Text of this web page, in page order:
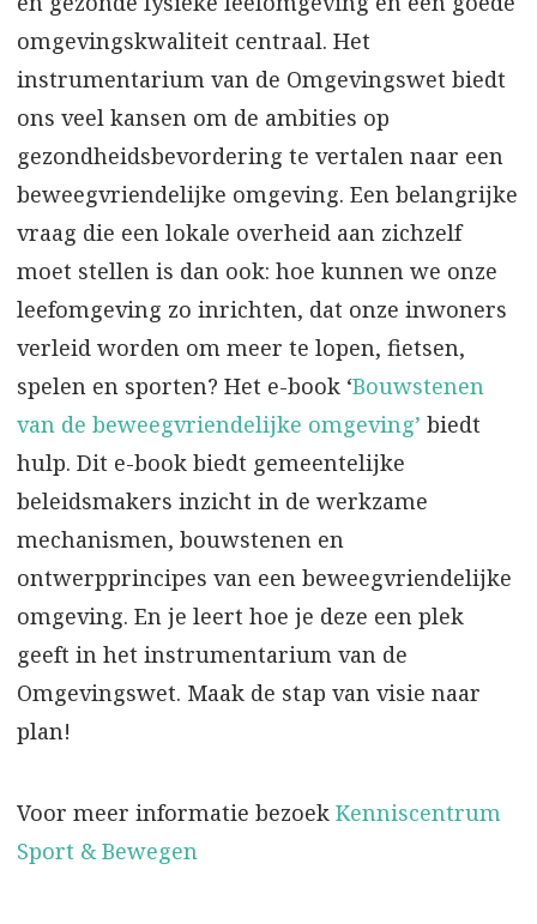
omgevingskwaliteit centraal. Het
instrumentarium van de Omgevingswet biedt
ons veel kansen om de ambities op
gezondheidsbevordering te vertalen naar een
beweegvriendelijke omgeving. Een belangrijke
vraag die een lokale overheid aan zichzelf
moet stellen is dan ook: hoe kunnen we onze
leefomgeving zo inrichten, dat onze inwoners
verleid worden om meer te lopen, fietsen,
spelen en sporten? Het e-book ‘Bouwstenen
van de beweegvriendelijke omgeving’ biedt
hulp. Dit e-book biedt gemeentelijke
beleidsmakers inzicht in de werkzame
mechanismen, bouwstenen en
ontwerpprincipes van een beweegvriendelijke
omgeving. En je leert hoe je deze een plek
geeft in het instrumentarium van de
Omgevingswet. Maak de stap van visie naar
plan!
Voor meer informatie bezoek Kenniscentrum
Sport & Bewegen